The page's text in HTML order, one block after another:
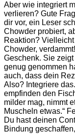
Aber wie integriert
verlieren? Gute
dir vor, ein Leser
Chowder probiert,
Reaktion?
Chowder,
Geschenk. Sie
genug genommen
auch, dass dein
Also? Integriere
empfinden den
milder mag, nimmt
Muscheln etwas.“
Du hast deinen
Bindung